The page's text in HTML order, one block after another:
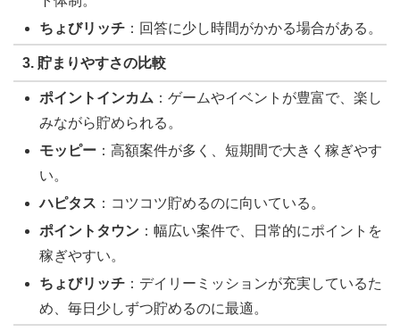
ちょびリッチ ：回答に少し時間がかかる場合がある。
3. 貯まりやすさの比較
ポイントインカム ：ゲームやイベントが豊富で、楽し
みながら貯められる。
モッピー ：高額案件が多く、短期間で大きく稼ぎやす
い。
ハピタス ：コツコツ貯めるのに向いている。
ポイントタウン ：幅広い案件で、日常的にポイントを
稼ぎやすい。
ちょびリッチ ：デイリーミッションが充実しているた
め、毎日少しずつ貯めるのに最適。